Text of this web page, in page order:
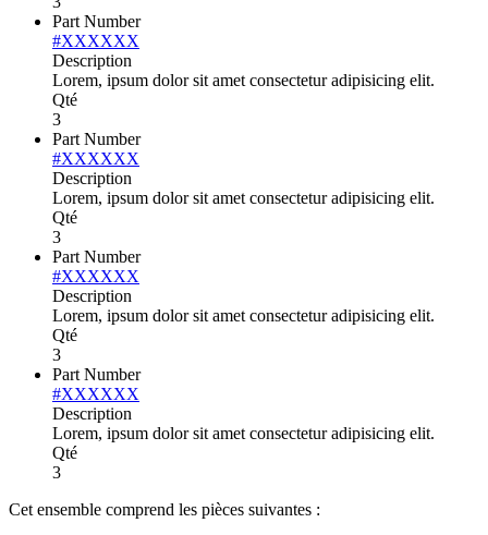
Part Number
#XXXXXX
Description
Lorem, ipsum dolor sit amet consectetur adipisicing elit.
Qté
3
Part Number
#XXXXXX
Description
Lorem, ipsum dolor sit amet consectetur adipisicing elit.
Qté
3
Part Number
#XXXXXX
Description
Lorem, ipsum dolor sit amet consectetur adipisicing elit.
Qté
3
Part Number
#XXXXXX
Description
Lorem, ipsum dolor sit amet consectetur adipisicing elit.
Qté
3
Cet ensemble comprend les pièces suivantes :